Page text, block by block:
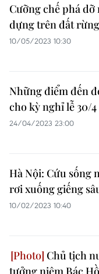
Cưỡng chế phá
dựng trên đất
10/05/2023 10:30
Những điểm đến
cho kỳ nghỉ lễ 30/
24/04/2023 23:00
Hà Nội: Cứu sống
rơi xuống giếng
10/02/2023 10:40
Chủ tịch
tưởng niệm Bác